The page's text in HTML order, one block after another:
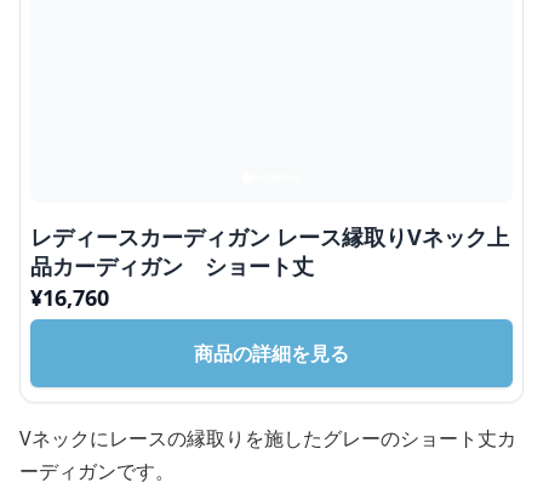
レディースカーディガン レース縁取りVネック上
品カーディガン ショート丈
¥16,760
商品の詳細を見る
Vネックにレースの縁取りを施したグレーのショート丈カ
ーディガンです。